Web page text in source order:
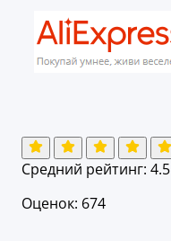
Средний рейтинг: 4.5
Оценок: 674